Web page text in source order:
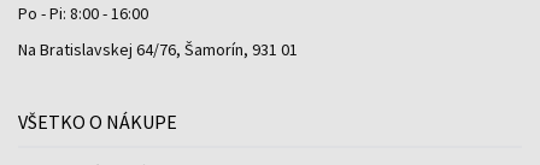
Po - Pi: 8:00 - 16:00
Na Bratislavskej 64/76, Šamorín, 931 01
VŠETKO O NÁKUPE